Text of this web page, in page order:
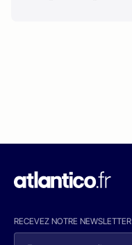
RECEVEZ NOTRE NEWSLETTER